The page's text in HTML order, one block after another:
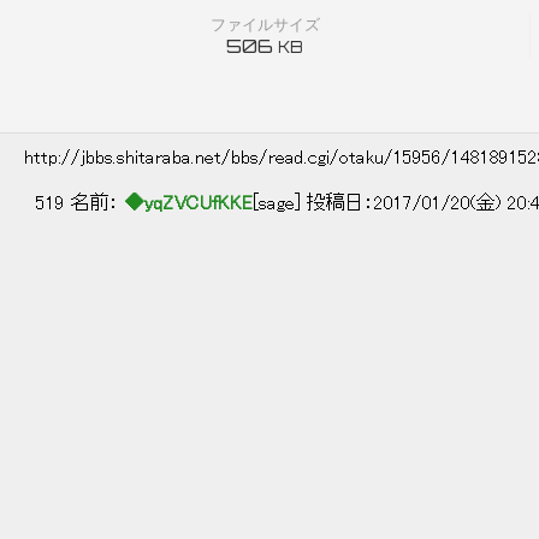
ファイルサイズ
506 KB
http://jbbs.shitaraba.net/bbs/read.cgi/otaku/15956/
519 名前： ◆yqZVCUfKKE [sage] 投稿日：2017/01/20(金)